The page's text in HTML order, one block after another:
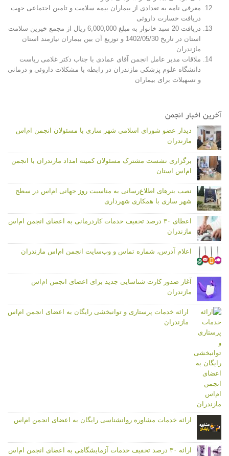
معرفی نامه به تعدادی از بیماران بیمه سلامت و تامین اجتماعی جهت
دریافت خسارت داروئی
دریافت 20 سبد خانوار به مبلغ 6,000,000 ریال از مجمع خیرین سلامت
استان در تاریخ 1402/05/30 و توزیع آن بین بیماران نیازمند استان
مازندران
ملاقات مدیر عامل انجمن آقای عمادی با جناب دکتر غلامی ریاست
دانشگاه علوم پزشکی مازندران در رابطه با مشکلات داروئی و درمانی
و تسهیلات برای بیماران
آخرین اخبار انجمن
دیدار عضو شورای اسلامی شهر ساری با مسئولان انجمن ام‌اس
مازندران
برگزاری نشست مشترک مسئولان کمیته امداد مازندران با انجمن
ام‌اس استان
نصب بنرهای اطلاع‌رسانی به مناسبت روز جهانی ام‌اس در سطح
شهر ساری با همکاری شهرداری
اعطای ۳۰ درصد تخفیف خدمات کاردرمانی به اعضای انجمن ام‌اس
مازندران
اعلام آدرس، شماره تماس و وب‌سایت انجمن ام‌اس مازندران
آغاز صدور کارت شناسایی جدید برای اعضای انجمن ام‌اس
مازندران
ارائه خدمات پرستاری و توانبخشی رایگان به اعضای انجمن ام‌اس
مازندران
ارائه خدمات مشاوره روانشناسی رایگان به اعضای انجمن ام‌اس
ارائه ۳۰ درصد تخفیف خدمات آزمایشگاهی به اعضای انجمن ام‌اس